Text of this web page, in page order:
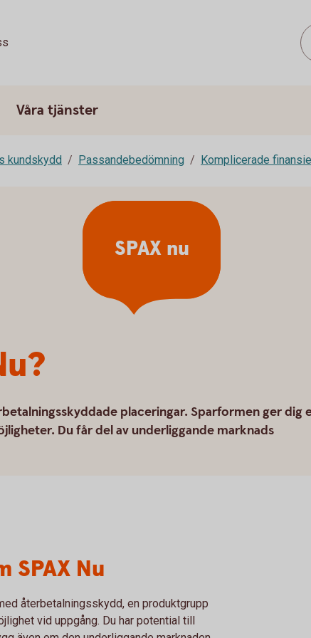
Våra tjänster
kundskydd Passandebedömning Komplicerade
placeringar. Sparformen ger dig
Du får del av underliggande marknads
SPAX nu
Nu
återbetalningsskydd, en produktgrupp
vid uppgång. Du har potential till